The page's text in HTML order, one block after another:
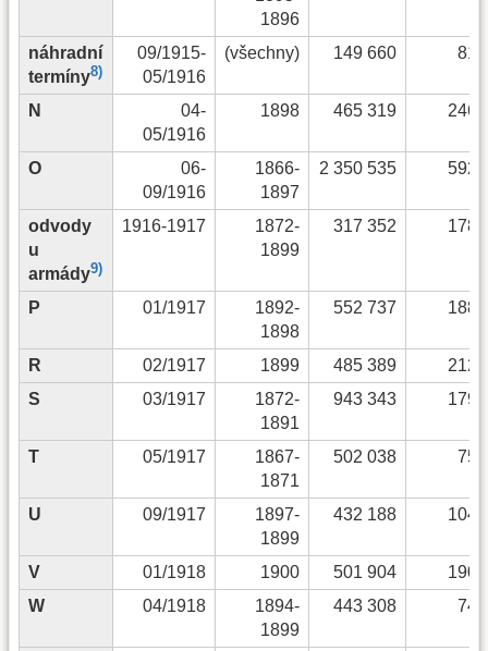
1896
náhradní
termíny8)
09/1915-
05/1916
(všechny) 149 660 81
N
04-
05/1916
1898 465 319 246
O
06-
09/1916
1866-
1897
2 350 535 592
odvody
u
armády9)
1916-1917
1872-
1899
317 352 178
P 01/1917
1892-
1898
552 737 188
R 02/1917 1899 485 389
212
S
03/1917
1872-
1891
943 343 179
T 05/1917
1867-
1871
502 038 75
U 09/1917
1897-
1899
432 188 104
V 01/1918 1900 501 904
190
W
04/1918
1894-
1899
443 308 74